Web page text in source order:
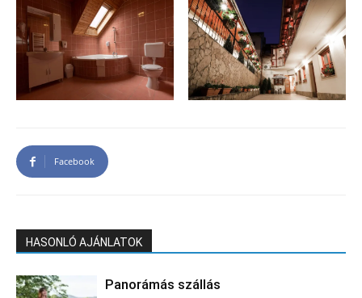
Facebook
HASONLÓ AJÁNLATOK
Panorámás szállás